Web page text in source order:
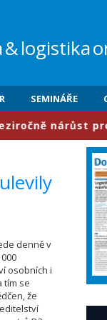
&logistika
SEMINÁŘE
nárůst provozu
denně v
osobních i
tím se
že